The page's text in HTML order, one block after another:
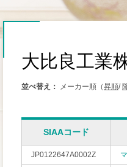
大比良工業
並べ替え： メーカー順（昇順/
SIAAコード
JP0122647A0002Z